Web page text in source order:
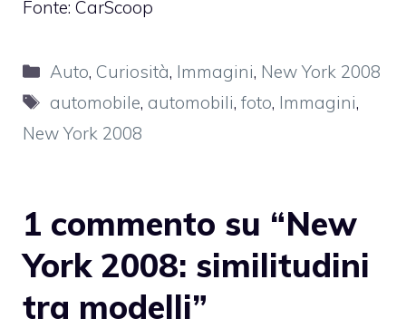
Fonte: CarScoop
Categorie
Auto, Curiosità, Immagini, New York 2008
Tag
automobile, automobili,foto, Immagini,
New York 2008
1 commento su “New
York 2008: similitudini
tra modelli”